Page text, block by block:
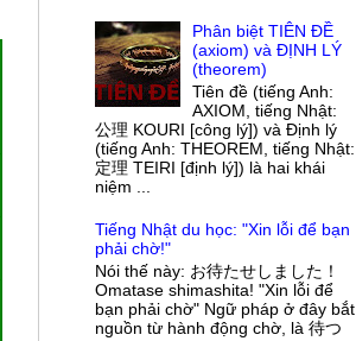
Phân biệt TIÊN ĐỀ
(axiom) và ĐỊNH LÝ
(theorem)
Tiên đề (tiếng Anh:
AXIOM, tiếng Nhật:
公理 KOURI [công lý]) và Định lý
(tiếng Anh: THEOREM, tiếng Nhật:
定理 TEIRI [định lý]) là hai khái
niệm ...
Tiếng Nhật du học: "Xin lỗi để bạn
phải chờ!"
Nói thế này: お待たせしました！
Omatase shimashita! "Xin lỗi để
bạn phải chờ" Ngữ pháp ở đây bắt
nguồn từ hành động chờ, là 待つ